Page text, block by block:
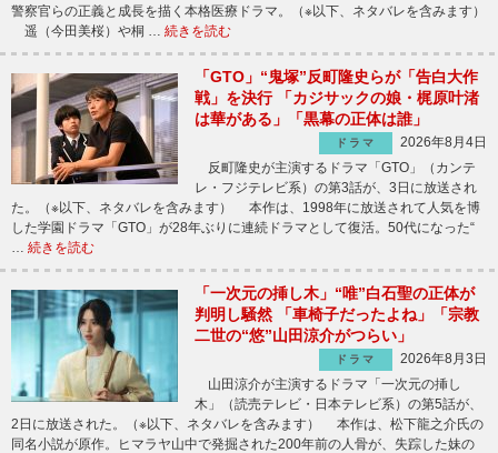
警察官らの正義と成長を描く本格医療ドラマ。（※以下、ネタバレを含みます）
遥（今田美桜）や桐 … 続きを読む
「GTO」“鬼塚”反町隆史らが「告白大作
戦」を決行 「カジサックの娘・梶原叶渚
は華がある」「黒幕の正体は誰」
ドラマ
2026年8月4日
反町隆史が主演するドラマ「GTO」（カンテ
レ・フジテレビ系）の第3話が、3日に放送され
た。（※以下、ネタバレを含みます） 本作は、1998年に放送されて人気を博
した学園ドラマ「GTO」が28年ぶりに連続ドラマとして復活。50代になった“
続きを読む
「一次元の挿し木」“唯”白石聖の正体が
判明し騒然 「車椅子だったよね」「宗教
二世の“悠”山田涼介がつらい」
ドラマ
2026年8月3日
山田涼介が主演するドラマ「一次元の挿し
木」（読売テレビ・日本テレビ系）の第5話が、
2日に放送された。（※以下、ネタバレを含みます） 本作は、松下龍之介氏の
同名小説が原作。ヒマラヤ山中で発掘された200年前の人骨が、失踪した妹の